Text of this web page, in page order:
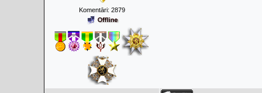
Komentāri: 2879